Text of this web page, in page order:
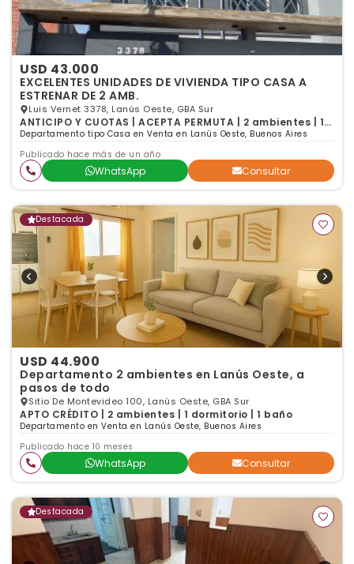
USD 43.000
EXCELENTES UNIDADES DE VIVIENDA TIPO CASA A
ESTRENAR DE 2 AMB.
Luis Vernet 3378, Lanús Oeste, GBA Sur
ANTICIPO Y CUOTAS | ACEPTA PERMUTA | 2 ambientes | 1
dormitorio | 1 baño
Departamento tipo Casa en Venta en Lanús Oeste, Buenos Aires
Publicado hace más de un año
WhatsApp Consultar
Destacada
USD 44.900
Departamento 2 ambientes en Lanús Oeste, a
pasos de todo
Sitio De Montevideo 100, Lanús Oeste, GBA Sur
APTO CRÉDITO | 2 ambientes | 1 dormitorio | 1 baño
Departamento en Venta en Lanús Oeste, Buenos Aires
Publicado hace 10 meses
WhatsApp Consultar
Destacada